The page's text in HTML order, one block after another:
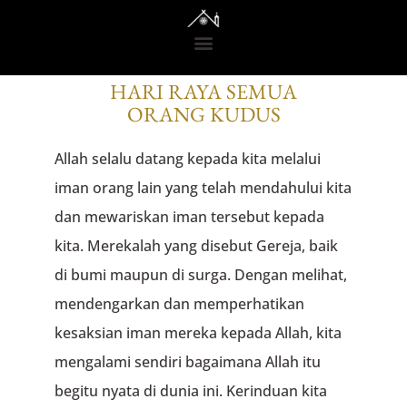
RENUNGAN DARI GEDONO
HARI RAYA SEMUA
ORANG KUDUS
Allah selalu datang kepada kita melalui
iman orang lain yang telah mendahului kita
dan mewariskan iman tersebut kepada
kita. Merekalah yang disebut Gereja, baik
di bumi maupun di surga. Dengan melihat,
mendengarkan dan memperhatikan
kesaksian iman mereka kepada Allah, kita
mengalami sendiri bagaimana Allah itu
begitu nyata di dunia ini. Kerinduan kita